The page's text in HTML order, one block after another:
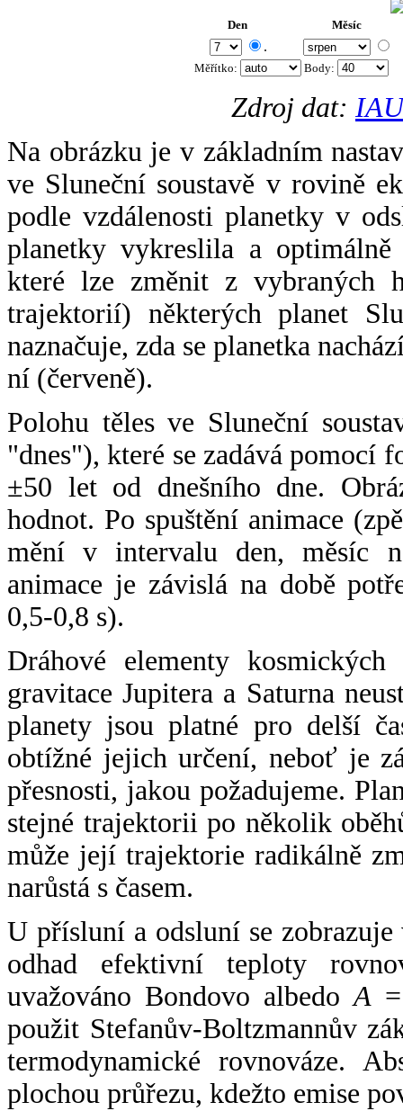
Den Měsíc
.
Měřítko: Body:
Zdroj dat:
Na obrázku je v základním
ve Sluneční soustavě v rovině
podle vzdálenosti planetky v
planetky vykreslila a
které lze změnit z vybraných
trajektorií) některých planet
naznačuje, zda se planetka
ní (červeně).
Polohu těles ve Sluneční
"dnes"), které se zadává pomocí
±50 let od dnešního dne.
hodnot. Po spuštění animace
mění v intervalu den, měsíc
animace je závislá na době
0,5-0,8 s).
Dráhové elementy
gravitace Jupitera a Saturna
planety jsou platné pro delší
obtížné jejich určení, neboť je
přesnosti, jakou požadujeme.
stejné trajektorii po několik
může její trajektorie radikálně
narůstá s časem.
U přísluní a odsluní se
odhad efektivní teploty
uvažováno Bondovo albedoA
použit Stefanův-Boltzmannův
termodynamické rovnováze.
plochou průřezu, kdežto emise